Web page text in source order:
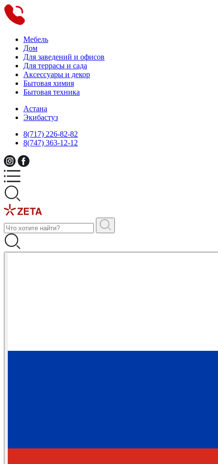
Мебель
Дом
Для заведений и офисов
Для террасы и сада
Аксессуары и декор
Бытовая химия
Бытовая техника
Астана
Экибастуз
8(717) 226-82-82
8(747) 363-12-12